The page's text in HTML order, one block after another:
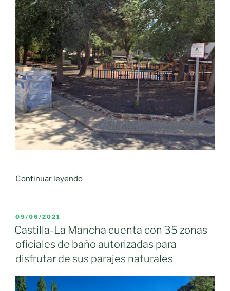
Continuar leyendo«MÁS
PARA
MAYOR
PUBLICADO
EL
09/06/2021
Castilla-La Mancha cuenta con 35 zonas
oficiales de baño autorizadas para
disfrutar de sus parajes naturales